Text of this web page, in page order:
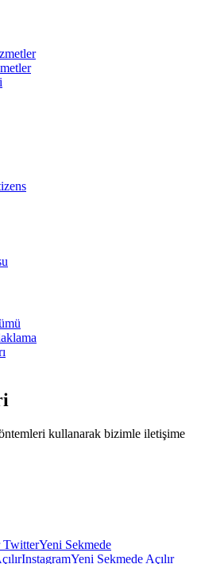
kullanarak bizimle iletişime
TwitterYeni Sekmede
InstagramYeni Sekmede Açılır